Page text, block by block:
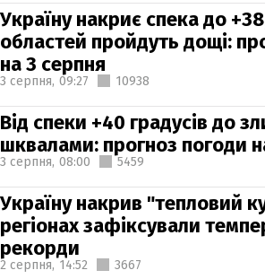
Україну накриє спека до
областей пройдуть дощі:
на 3 серпня
3 серпня, 09:27 10938
Від спеки +40 градусів до
шквалами: прогноз погоди
3 серпня, 08:00 5459
Україну накрив "тепловий
регіонах зафіксували
рекорди
2 серпня, 14:52 3667